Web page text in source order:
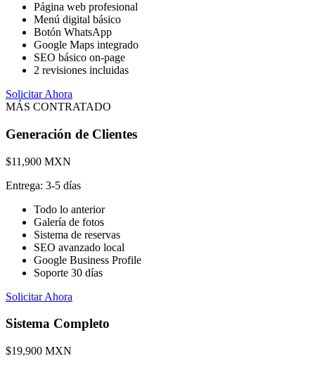
Página web profesional
Menú digital básico
Botón WhatsApp
Google Maps integrado
SEO básico on-page
2 revisiones incluidas
Solicitar Ahora
MÁS CONTRATADO
Generación de Clientes
$11,900 MXN
Entrega: 3-5 días
Todo lo anterior
Galería de fotos
Sistema de reservas
SEO avanzado local
Google Business Profile
Soporte 30 días
Solicitar Ahora
Sistema Completo
$19,900 MXN